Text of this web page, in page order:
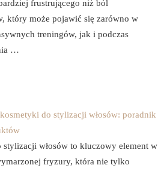
frustrującego niż ból
który może pojawić się zarówno w
treningów, jak i podczas
…
do stylizacji włosów: poradnik
stylizacji włosów to kluczowy element w
fryzury, która nie tylko